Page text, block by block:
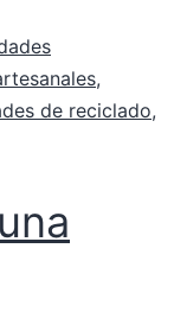
,
de reciclado,